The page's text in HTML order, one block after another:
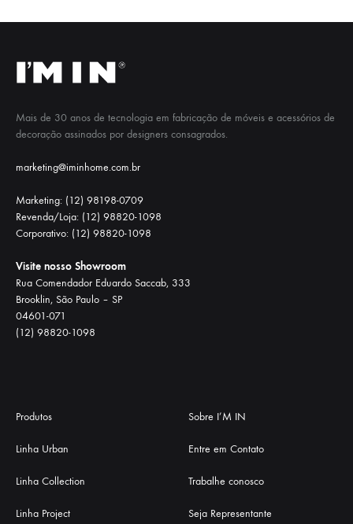
Mais de 30 anos de tecnologia em fabricação de móveis e acessórios de
decoração assinados por designers consagrados.
marketing@iminhome.com.br
Marketing: (12) 98198-0709
Revenda/Loja: (12) 98820-1098
Corporativo: (12) 98820-1098
Visite nosso Showroom
Rua Comendador Eduardo Saccab, 333
Brooklin, São Paulo – SP
04601-071
(12) 98820-1098
Produtos
Linha Urban
Linha Collection
Linha Project
Sobre I’M IN
Entre em Contato
Trabalhe conosco
Seja Representante